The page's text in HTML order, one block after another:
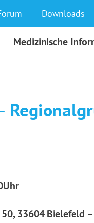
Downloads
Medizinische
33604 Bielefeld